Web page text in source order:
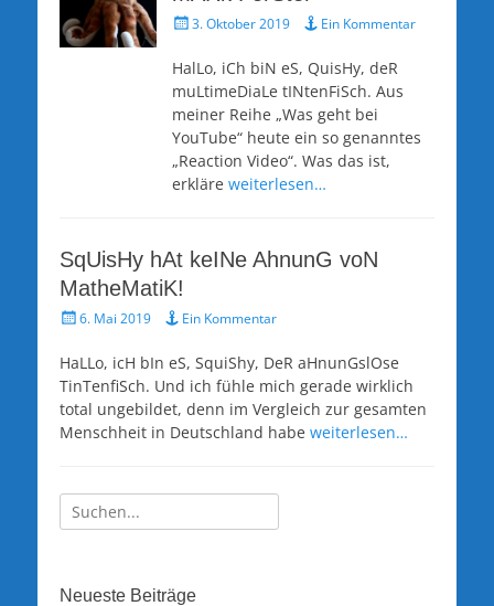
Veröffentlicht
3. Oktober 2019 Ein Kommentar
HalLo, iCh biN eS, QuisHy, deR
muLtimeDiaLe tINtenFiSch. Aus
meiner Reihe „Was geht bei
YouTube“ heute ein so genanntes
„Reaction Video“. Was das ist,
erkläre weiterlesen…
SqUisHy hAt keINe AhnunG voN
MatheMatiK!
Veröffentlicht
6. Mai 2019 Ein Kommentar
HaLLo, icH bIn eS, SquiShy, DeR aHnunGslOse
TinTenfiSch. Und ich fühle mich gerade wirklich
total ungebildet, denn im Vergleich zur gesamten
Menschheit in Deutschland habe weiterlesen…
Suche
nach:
Neueste Beiträge